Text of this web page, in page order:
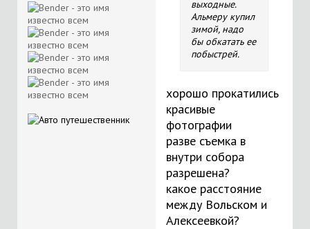
выходные.
Альмеру купил
зимой, надо
бы обкатать ее
побыстрей.
хорошо прокатились
красивые
фотографии
разве съемка в
внутри собора
разрешена?
какое расстояние
между Вольском и
Алексеевкой?